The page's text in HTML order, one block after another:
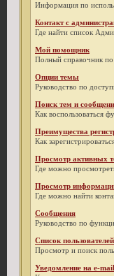
Информация по
Контакт с
Где найти список
Мой помощник
Полный справочник по
Опции темы
Руководство по
Поиск тем и
Как воспользоваться
Преимущества
Как
Просмотр активных
Где можно
Просмотр
Где можно найти
Сообщения
Руководство по
Список пользователей
Просмотр и поиск
Уведомление на e-